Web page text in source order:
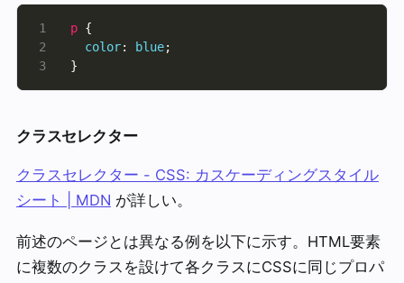
3
p
color: blue
}
クラスセレクター
クラスセレクター - CSS: カスケーディングスタイル
シート | MDN が詳しい。
前述のページとは異なる例を以下に示す。HTML要素
に複数のクラスを設けて各クラスにCSSに同じプロパ